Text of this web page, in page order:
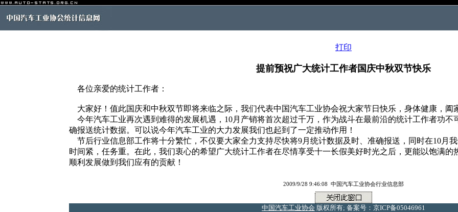
打印
提前预祝广大统计工作者国庆中秋双节快乐
各位亲爱的统计工作者：
大家好！值此国庆和中秋双节即将来临之际，我们代表中国汽车工业协会祝大家节日快乐，身体健康，阖
今年汽车工业再次遇到难得的发展机遇，10月产销将首次超过千万，作为战斗在最前沿的统计工作者功不
确报送统计数据。可以说今年汽车工业的大力发展我们也起到了一定推动作用！
节后行业信息部工作将十分繁忙，不仅要大家全力支持尽快将9月统计数据及时、准确报送，同时在10月
时间紧，任务重。在此，我们衷心的希望广大统计工作者在尽情享受十一长假美好时光之后，更能以饱满
顺利发展做到我们应有的贡献！
2009/9/28 9:46:08 中国汽车工业协会行业信息部
中国汽车工业协会 版权所有; 备案号：京ICP备05046961